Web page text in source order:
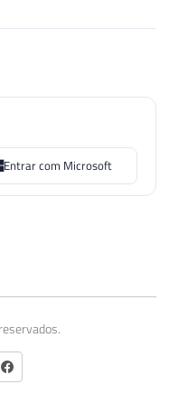
Entrar com Microsoft